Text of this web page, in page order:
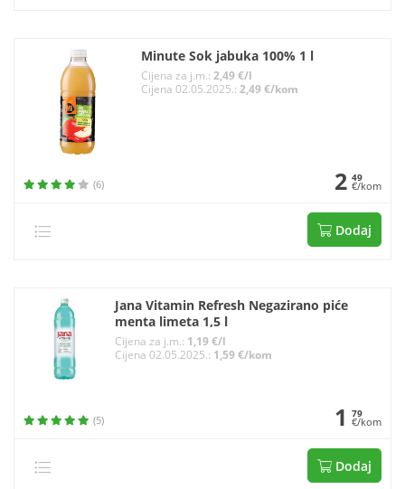
Minute Sok jabuka 100% 1 l
Cijena za j.m.: 2,49 €/l
Cijena 02.05.2025.: 2,49 €/kom
(6) 2 49
€/kom
Dodaj
Jana Vitamin Refresh Negazirano piće
menta limeta 1,5 l
Cijena za j.m.: 1,19 €/l
Cijena 02.05.2025.: 1,59 €/kom
(5) 1 79
€/kom
Dodaj